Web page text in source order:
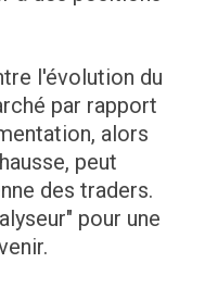
l'évolution du
par rapport
alors
peut
des traders.
pour une